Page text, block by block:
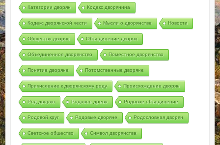
Категории дворян Кодекс дворянина
Кодекс дворянской чести Мысли о дворянстве Новости
Общество дворян Объединение дворян
Объединенное дворянство Поместное дворянство
Понятие дворяне Потомственные дворяне
Причисление к дворянскому роду Происхождение дворян
Род дворян Родовое древо Родовое объединение
Родовой круг Родовые дворяне Родословная дворян
Светское общество Символ дворянства